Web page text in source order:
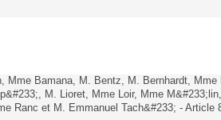
Mme Bamana, M. Bentz, M. Bernhardt, Mme
M. Lioret, Mme Loir, Mme
Ranc et M. Emmanuel Tach&#233; - Article